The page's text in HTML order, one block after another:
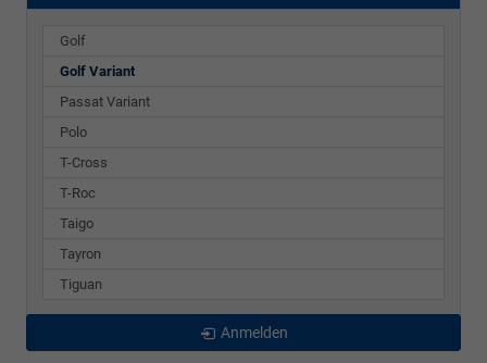
Golf
Golf Variant
Passat Variant
Polo
T-Cross
T-Roc
Taigo
Tayron
Tiguan
Anmelden